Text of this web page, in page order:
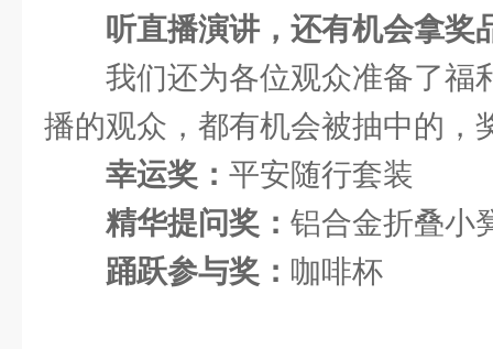
听直播演讲，还有机会拿奖
我们还为各位观众准备了福
播的观众，都有机会被抽中的，
幸运奖： 平安随行套装
精华提问奖： 铝合金折叠小
踊跃参与奖： 咖啡杯